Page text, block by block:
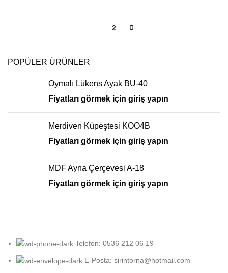
POPÜLER ÜRÜNLER
Oymalı Lükens Ayak BU-40
Fiyatları görmek için giriş yapın
Merdiven Küpeştesi KOO4B
Fiyatları görmek için giriş yapın
MDF Ayna Çerçevesi A-18
Fiyatları görmek için giriş yapın
2
Telefon: 0536 212 06 19
E-Posta: sirintorna@hotmail.com